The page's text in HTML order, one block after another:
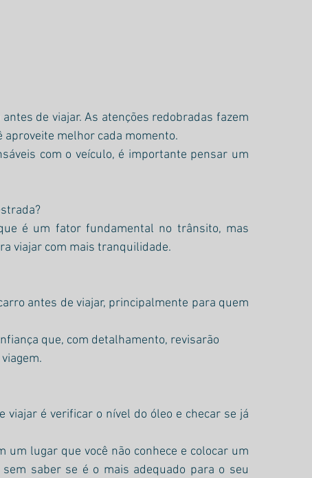
de viajar. As atenções redobradas fazem
aproveite melhor cada momento.
com o veículo, é importante pensar um
é um fator fundamental no trânsito, mas
viajar com mais tranquilidade.
antes de viajar, principalmente para quem
que, com detalhamento, revisarão
é verificar o nível do óleo e checar se já
lugar que você não conhece e colocar um
saber se é o mais adequado para o seu